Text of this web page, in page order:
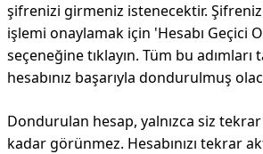
şifrenizi girmeniz istenecektir.
işlemi onaylamak için 'Hesabı Geçici
seçeneğine tıklayın. Tüm bu adımları
hesabınız başarıyla dondurulmuş
Dondurulan hesap, yalnızca siz
kadar görünmez. Hesabınızı tekrar